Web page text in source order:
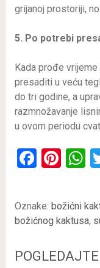
grijanoj prostoriji,
5. Po potrebi
Kada prođe
presaditi u veću
do tri godine, a
razmnožavanje
u ovom periodu
Oznake: božićni
božićnog kaktusa,